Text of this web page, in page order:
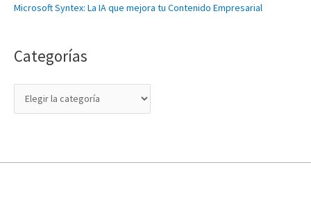
Microsoft Syntex: La IA que mejora tu Contenido Empresarial
Categorías
í
s